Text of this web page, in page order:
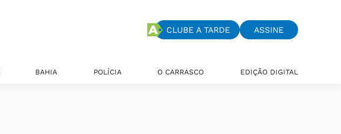
CLUBE A TARDE ASSINE
BAHIA POLÍCIA O CARRASCO EDIÇÃO DIGITAL